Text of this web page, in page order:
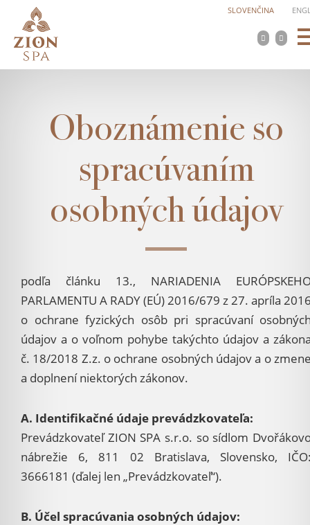
SLOVENČINA
Oboznámenie so
spracúvaním
osobných údajov
podľa článku 13., NARIADENIA
PARLAMENTU A RADY (EÚ) 2016/679 z 27. apríla
o ochrane fyzických osôb pri spracúvaní
údajov a o voľnom pohybe takýchto údajov a
č. 18/2018 Z.z. o ochrane osobných údajov a o
a doplnení niektorých zákonov.
A. Identifikačné údaje prevádzkovateľa:
Prevádzkovateľ ZION SPA s.r.o. so sídlom
nábrežie 6, 811 02 Bratislava, Slovensko,
3666181 (ďalej len „Prevádzkovateľ“).
B. Účel spracúvania osobných údajov: